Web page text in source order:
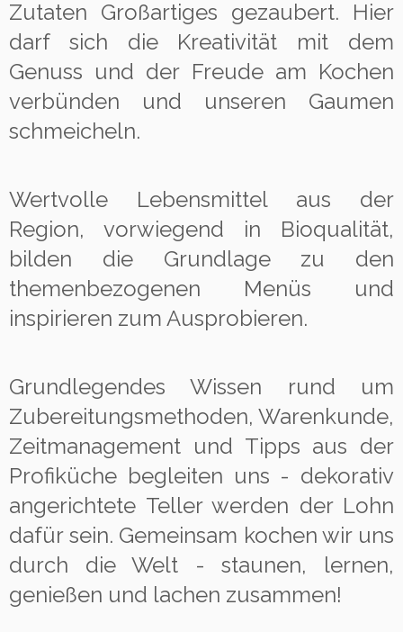
Zutaten Großartiges gezaubert. Hier
darf sich die Kreativität mit dem
Genuss und der Freude am Kochen
verbünden und unseren Gaumen
schmeicheln.
Wertvolle Lebensmittel aus der
Region, vorwiegend in Bioqualität,
bilden die Grundlage zu den
themenbezogenen Menüs und
inspirieren zum Ausprobieren.
Grundlegendes Wissen rund um
Zubereitungsmethoden, Warenkunde,
Zeitmanagement und Tipps aus der
Profiküche begleiten uns - dekorativ
angerichtete Teller werden der Lohn
dafür sein. Gemeinsam kochen wir uns
durch die Welt - staunen, lernen,
genießen und lachen zusammen!